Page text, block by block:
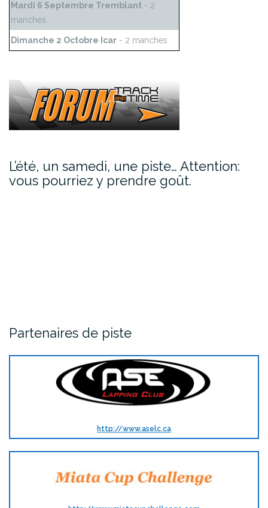
Mardi 6 Septembre Tremblant - 2
manches
Dimanche 2 Octobre Icar - 2 manches
L’été, un samedi, une piste… Attention:
vous pourriez y prendre goût.
Partenaires de piste
http://www.aselc.ca